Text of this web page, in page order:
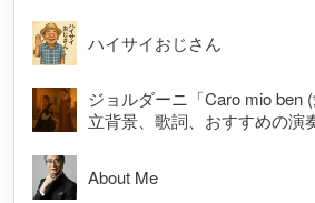
ハイサイおじさん
ジョルダーニ「Caro mio ben
立背景、歌詞、おすすめの演
About Me